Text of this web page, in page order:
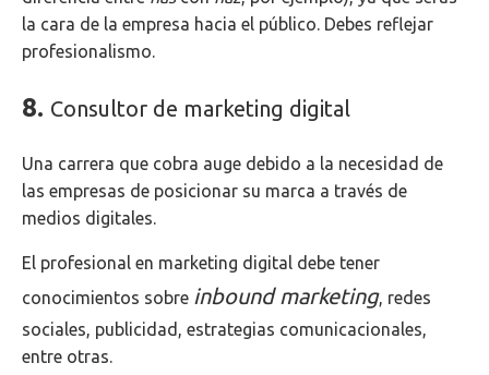
la cara de la empresa hacia el público. Debes reflejar
profesionalismo.
8. Consultor de marketing digital
Una carrera que cobra auge debido a la necesidad de
las empresas de posicionar su marca a través de
medios digitales.
El profesional en marketing digital debe tener
conocimientos sobre inbound marketing, redes
sociales, publicidad, estrategias comunicacionales,
entre otras.